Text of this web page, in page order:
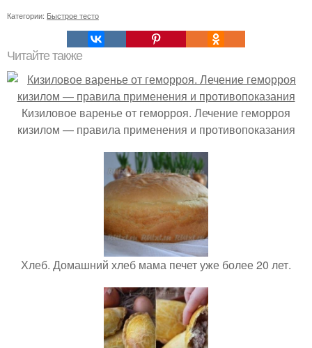
Категории: Быстрое тесто
Читайте также
Кизиловое варенье от геморроя. Лечение геморроя
кизилом — правила применения и противопоказания
Хлеб. Домашний хлеб мама печет уже более 20 лет.